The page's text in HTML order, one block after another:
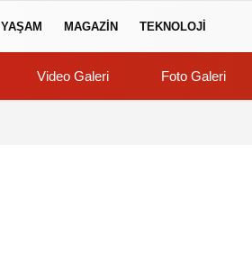
YAŞAM MAGAZİN TEKNOLOJİ
Video Galeri Foto Galeri